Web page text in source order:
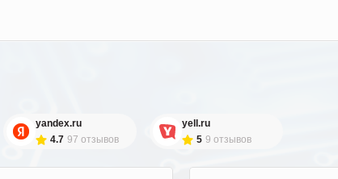
yandex.ru
4.7 97 отзывов
yell.ru
5 9 отзывов